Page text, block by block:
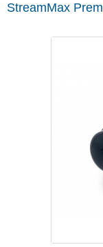
StreamMax